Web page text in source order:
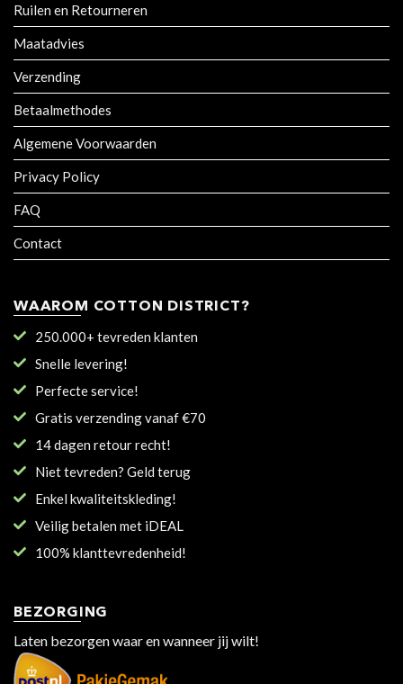
Ruilen en Retourneren
Maatadvies
Verzending
Betaalmethodes
Algemene Voorwaarden
Privacy Policy
FAQ
Contact
WAAROM COTTON DISTRICT?
250.000+ tevreden klanten
Snelle levering!
Perfecte service!
Gratis verzending vanaf €70
14 dagen retour recht!
Niet tevreden? Geld terug
Enkel kwaliteitskleding!
Veilig betalen met iDEAL
100% klanttevredenheid!
BEZORGING
Laten bezorgen waar en wanneer jij wilt!